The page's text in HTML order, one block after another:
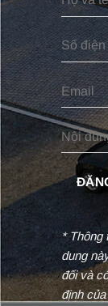
* Thông
dung
đối và
định